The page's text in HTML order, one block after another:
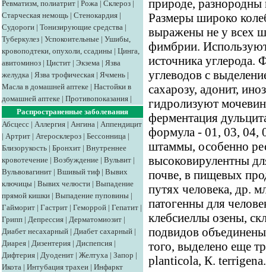
Ревматизм, полиатрит | Рожа | Склероз |
Старческая немощь | Стенокардия |
Судороги | Тонизирующие средства |
Туберкулез | Успокоительные | Ушибы,
кровоподтеки, опухоли, ссадины | Цинга,
авитоминоз | Цистит | Экзема | Язва
желудка | Язва трофическая | Ячмень |
Масла в домашней аптеке | Настойки в
домашней аптеке | Противопоказания |
Распространенные заболевания
Абсцесс | Аллергия | Ангина | Аппендицит
| Артрит | Атеросклероз | Бессонница |
Близорукость | Бронхит | Внутреннее
кровотечение | Возбуждение | Вульвит |
Вульвовагинит | Вшивый тиф | Вывих
ключицы | Вывих челюсти | Выпадение
прямой кишки | Выпадение пуповины |
Гайморит | Гастрит | Геморрой | Гепатит |
Грипп | Депрессия | Дерматомиозит |
Диабет несахарный | Диабет сахарный |
Диарея | Дизентерия | Диспепсия |
Дифтерия | Дуоденит | Желтуха | Запор |
Икота | Интубация трахеи | Инфаркт
природе,
Размеры широко
выражены не у всех
фимбрии. Используют
источника
углеводов с
сахарозу, адонит,
гидролизуют
ферментация
формула - 01, 03,
штаммы, особенно
высоковирулентны
почве, в пищевых
путях человека, др.
патогенны для
клебсиеллы озены,
подвидов
того, выделено еще
planticola, К. terrigena.